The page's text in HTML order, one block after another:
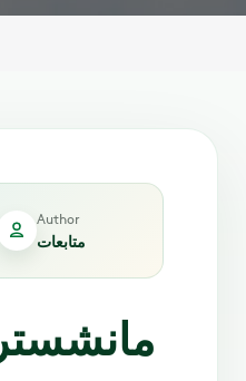
Author
متابعات